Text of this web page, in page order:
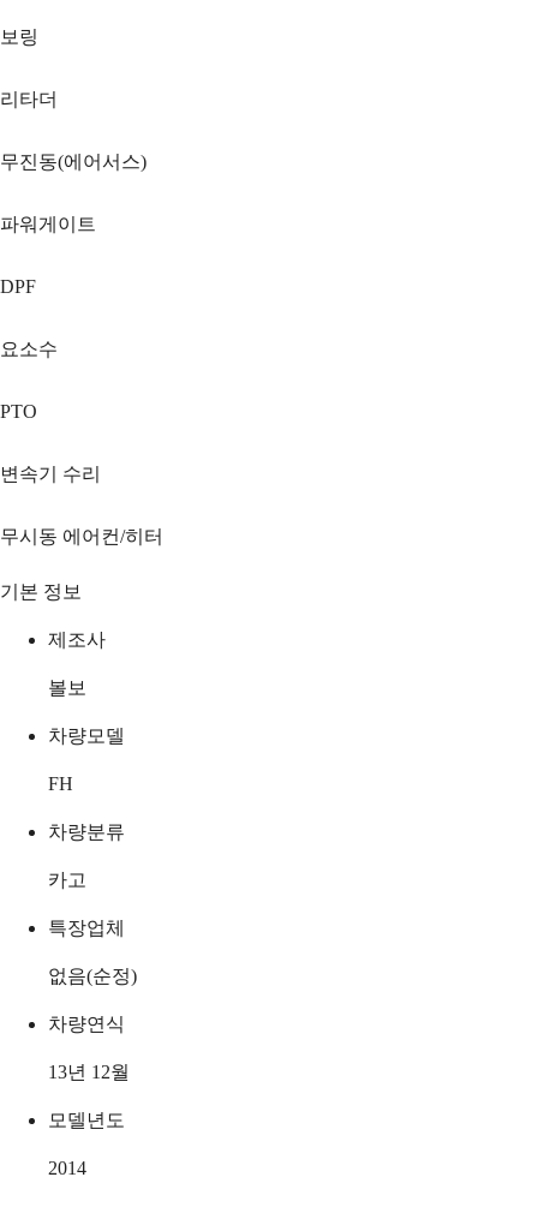
보링
리타더
무진동(에어서스)
파워게이트
DPF
요소수
PTO
변속기 수리
무시동 에어컨/히터
기본 정보
제조사
볼보
차량모델
FH
차량분류
카고
특장업체
없음(순정)
차량연식
13년 12월
모델년도
2014